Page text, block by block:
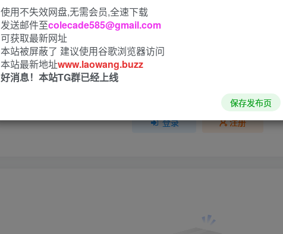
请登录后发表评论
登录 注册
使用不失效网盘,无需会员,全速下载
发送邮件至colecade585@gmail.com
可获取最新网址
本站被屏蔽了 建议使用谷歌浏览器访问
本站最新地址www.laowang.buzz
好消息！本站TG群已经上线
保存发布页